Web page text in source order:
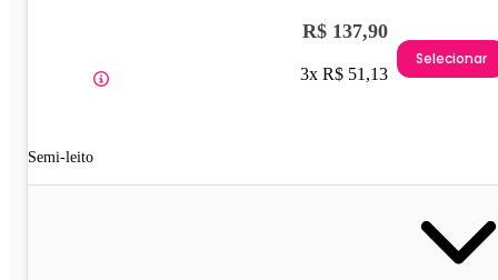
Semi-leito
R$ 137,90
3x R$ 51,13
Selecionar